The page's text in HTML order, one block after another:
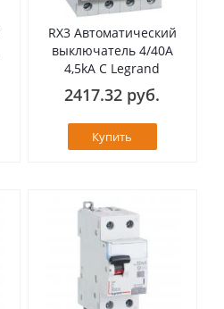
RX3 Автоматический
выключатель 4/40А
4,5kA C Legrand
2417.32 руб.
Купить